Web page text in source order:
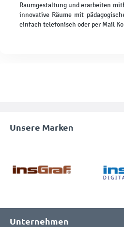
Raumgestaltung und erarbeiten
innovative Räume mit
einfach telefonisch oder per Mail
Unsere Marken
Unternehmen